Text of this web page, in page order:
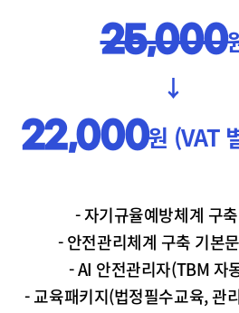
25,000
↓
22,000원 (VAT
- 자기규율예방체계 구
- 안전관리체계 구축 기본
- AI 안전관리자(TBM 자
- 교육패키지(법정필수교육, 관